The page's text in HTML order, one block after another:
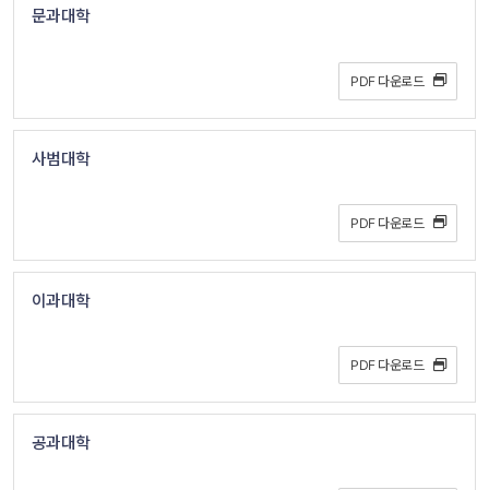
문과대학
PDF 다운로드
사범대학
PDF 다운로드
이과대학
PDF 다운로드
공과대학